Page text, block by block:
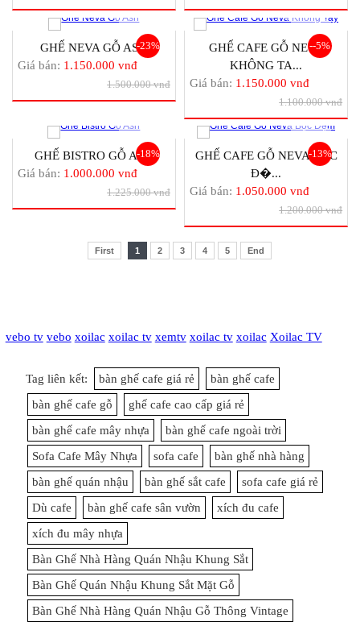
-23%
GHẾ NEVA GỖ ASH
Giá bán: 1.150.000 vnđ
1.500.000 vnđ
--5%
GHẾ CAFE GỖ NEVA
KHÔNG TA...
Giá bán: 1.150.000 vnđ
1.100.000 vnđ
-18%
GHẾ BISTRO GỖ ASH
Giá bán: 1.000.000 vnđ
1.225.000 vnđ
-13%
GHẾ CAFE GỖ NEVA BỌC
Đ�...
Giá bán: 1.050.000 vnđ
1.200.000 vnđ
First 1 2 3 4 5 End
vebo tv vebo xoilac xoilac tv xemtv xoilac tv xoilac Xoilac TV
Tag liên kết: bàn ghế cafe giá rẻ
bàn ghế cafe
bàn ghế cafe gỗ
ghế cafe cao cấp giá rẻ
bàn ghế cafe mây nhựa
bàn ghế cafe ngoài trời
Sofa Cafe Mây Nhựa
sofa cafe
bàn ghế nhà hàng
bàn ghế quán nhậu
bàn ghế sắt cafe
sofa cafe giá rẻ
Dù cafe
bàn ghế cafe sân vườn
xích đu cafe
xích đu mây nhựa
Bàn Ghế Nhà Hàng Quán Nhậu Khung Sắt
Bàn Ghế Quán Nhậu Khung Sắt Mặt Gỗ
Bàn Ghế Nhà Hàng Quán Nhậu Gỗ Thông Vintage